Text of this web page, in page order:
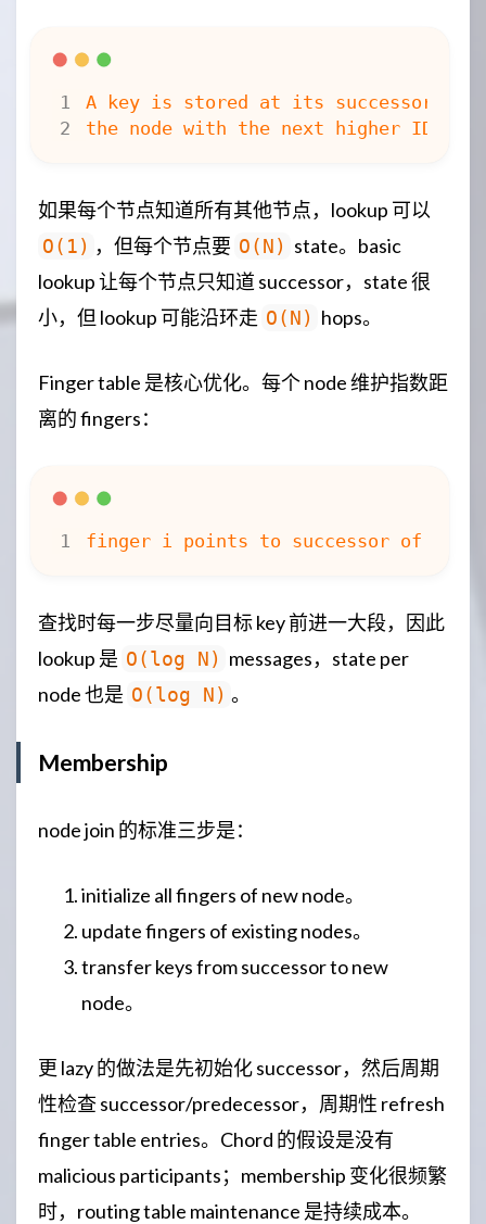
如果每个节点知道所有其他节点，lookup 可以
O(1) ，但每个节点要 O(N) state。basic
lookup 让每个节点只知道 successor，state 很
小，但 lookup 可能沿环走 O(N) hops。
Finger table 是核心优化。每个 node 维护指数距
离的 fingers：
查找时每一步尽量向目标 key 前进一大段，因此
lookup 是 O(log N) messages，state per
node 也是 O(log N) 。
Membership
node join 的标准三步是：
initialize all fingers of new node。
update fingers of existing nodes。
transfer keys from successor to new
node。
更 lazy 的做法是先初始化 successor，然后周期
性检查 successor/predecessor，周期性 refresh
finger table entries。Chord 的假设是没有
malicious participants；membership 变化很频繁
时，routing table maintenance 是持续成本。